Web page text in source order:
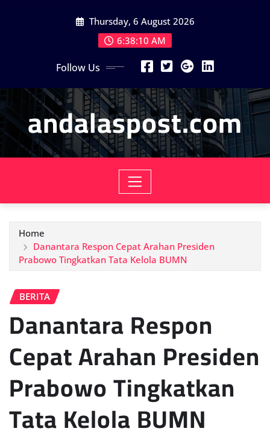
Thursday, 6 August 2026
6:38:12 AM
Follow Us
andalaspost.com
Home
Danantara Respon Cepat Arahan Presiden
Prabowo Tingkatkan Tata Kelola BUMN
BERITA
Danantara Respon
Cepat Arahan Presiden
Prabowo Tingkatkan
Tata Kelola BUMN